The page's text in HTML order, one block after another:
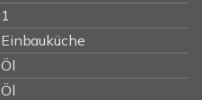
1
Einbauküche
Öl
Öl